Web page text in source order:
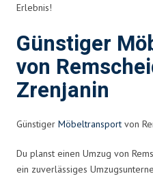
Erlebnis!
Günstiger
von
Zrenjanin
Günstiger Möbeltransport von
Du planst einen Umzug von
ein zuverlässiges